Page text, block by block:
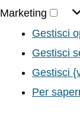
Marketing
Gestisci
Gestisci
Gestisci
Per